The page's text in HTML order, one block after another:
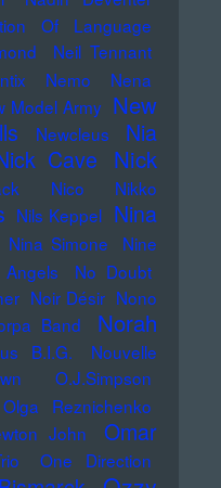
Of Language
Neil Tennant
Nemo
Nena
Model Army New
Newcleus
Nia
Cave
Nick
Nico
Nikko
Nils Keppel Nina
Nina Simone
Nine
No Doubt
Noir Désir Nono
Band
Norah
B.I.G.
Nouvelle
O.J.Simpson
Olga Reznichenko
John
Omar
One Direction